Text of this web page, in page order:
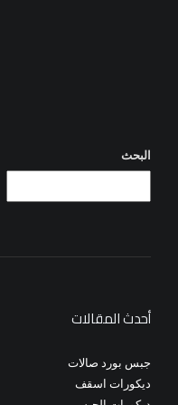
البحث
أحدث المقالات
جبس بورد صالات
ديكورات اسقف